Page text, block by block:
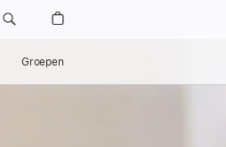
Groepen